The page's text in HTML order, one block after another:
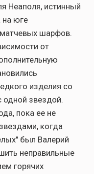
Неаполя, истинный
на юге
шарфов.
от
изделия со
одной звездой.
пока ее не
когда
был Валерий
неправильные
горячих